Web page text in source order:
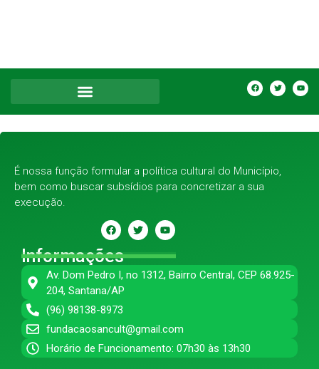
É nossa função formular a política cultural do Município,
bem como buscar subsídios para concretizar a sua
execução.
Informações
Av. Dom Pedro I, no 1312, Bairro Central, CEP 68.925-
204, Santana/AP
(96) 98138-8973
fundacaosancult@gmail.com
Horário de Funcionamento: 07h30 às 13h30